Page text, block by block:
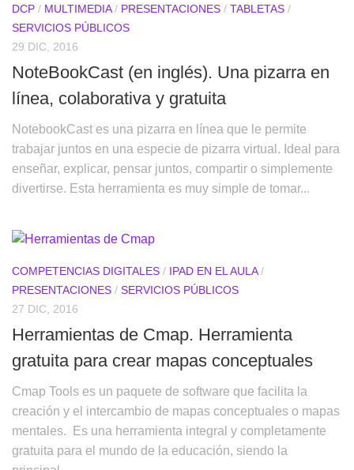
DCP / MULTIMEDIA/ PRESENTACIONES / TABLETAS /
SERVICIOS PÚBLICOS
29 DIC, 2016
NoteBookCast (en inglés). Una pizarra en
línea, colaborativa y gratuita
NotebookCast es una pizarra en línea que le permite
trabajar juntos en una especie de pizarra virtual. Ideal para
enseñar, explicar, pensar juntos, compartir o simplemente
divertirse. Esta herramienta es muy simple de tomar...
COMPETENCIAS DIGITALES / IPAD EN EL AULA/
PRESENTACIONES / SERVICIOS PÚBLICOS
27 DIC, 2016
Herramientas de Cmap. Herramienta
gratuita para crear mapas conceptuales
Cmap Tools es un paquete de software que facilita la
creación y el intercambio de mapas conceptuales o mapas
mentales. Es una herramienta integral y completamente
gratuita para el mundo de la educación, siendo la